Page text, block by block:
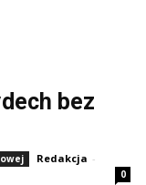
bez
Redakcja -
0